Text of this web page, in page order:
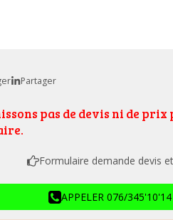
Partager
pas de devis ni de
Formulaire demande devis
APPELER 076/345'10'14